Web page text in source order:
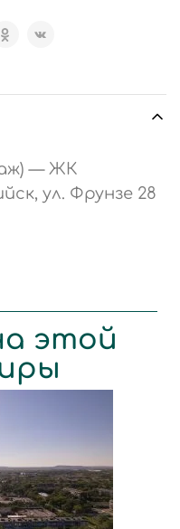
— ЖК
ул. Фрунзе 28
этой